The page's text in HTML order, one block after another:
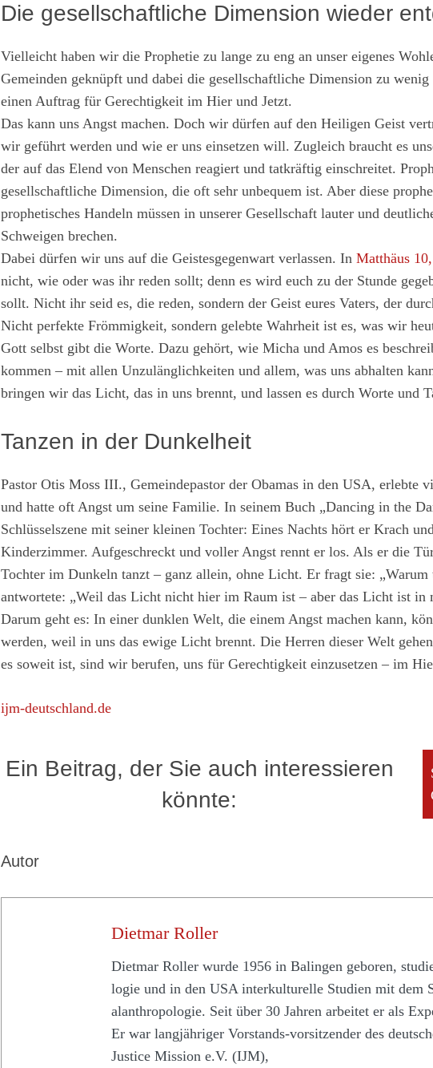
Die gesellschaftliche Dimension wieder
Vielleicht haben wir die Prophetie zu lange zu eng an unser eigenes
Gemeinden geknüpft und dabei die gesellschaftliche Dimension zu
einen Auftrag für Gerechtigkeit im Hier und Jetzt.
Das kann uns Angst machen. Doch wir dürfen auf den Heiligen Geist
wir geführt werden und wie er uns einsetzen will. Zugleich braucht es
der auf das Elend von Menschen reagiert und tatkräftig einschreitet.
gesellschaftliche Dimension, die oft sehr unbequem ist. Aber diese
prophetisches Handeln müssen in unserer Gesellschaft lauter und
Schweigen brechen.
Dabei dürfen wir uns auf die Geistesgegenwart verlassen. In Matthäus
nicht, wie oder was ihr reden sollt; denn es wird euch zu der Stunde
sollt. Nicht ihr seid es, die reden, sondern der Geist eures Vaters, der
Nicht perfekte Frömmigkeit, sondern gelebte Wahrheit ist es, was wir
Gott selbst gibt die Worte. Dazu gehört, wie Micha und Amos es
kommen – mit allen Unzulänglichkeiten und allem, was uns abhalten
bringen wir das Licht, das in uns brennt, und lassen es durch Worte und
Tanzen in der Dunkelheit
Pastor Otis Moss III., Gemeindepastor der Obamas in den USA, erlebte
und hatte oft Angst um seine Familie. In seinem Buch „Dancing in the
Schlüsselszene mit seiner kleinen Tochter: Eines Nachts hört er Krach
Kinderzimmer. Aufgeschreckt und voller Angst rennt er los. Als er die
Tochter im Dunkeln tanzt – ganz allein, ohne Licht. Er fragt sie:
antwortete: „Weil das Licht nicht hier im Raum ist – aber das Licht ist in
Darum geht es: In einer dunklen Welt, die einem Angst machen kann,
werden, weil in uns das ewige Licht brennt. Die Herren dieser Welt
es soweit ist, sind wir berufen, uns für Gerechtigkeit einzusetzen – im
ijm-deutschland.de
Ein Beitrag, der Sie auch interessieren
könnte:
Autor
Dietmar Roller
Dietmar Roller wurde 1956 in Balingen geboren,
logie und in den USA interkulturelle Studien mit dem
alanthropologie. Seit über 30 Jahren arbeitet er als
Er war langjähriger Vorstands-vorsitzender des
Justice Mission e.V. (IJM),